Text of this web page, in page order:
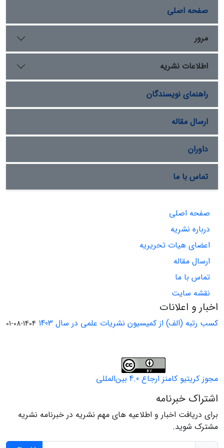
صفحه اصلی
مرور
اطلاعات نشریه
راهنمای نویسندگان
ارسال مقاله
داوران
تماس با ما
صفحه اصلی
درباره نشریه
اعضای هیات تحریریه
ارسال مقاله
تماس با ما
نقشه سایت
اخبار و اعلانات
کسب رتبه (الف) از کمیسیون نشریات علمی در سال 1403 1404-08-01
مجوز کریتیو کامنز ارجاع 4.0 بین‌المللی
اشتراک خبرنامه
برای دریافت اخبار و اطلاعیه های مهم نشریه در خبرنامه نشریه
مشترک شوید.